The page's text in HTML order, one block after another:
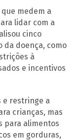
medem a
lidar com a
cinco
da doença, como
à
e incentivos
e restringe a
crianças, mas
para alimentos
em gorduras,